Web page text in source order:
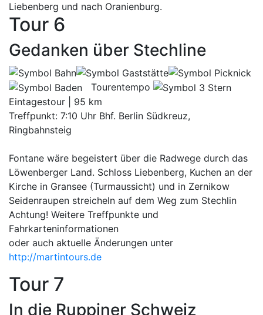
Liebenberg und nach Oranienburg.
Tour 6
Gedanken über Stechline
Tourentempo
Eintagestour | 95 km
Treffpunkt: 7:10 Uhr Bhf. Berlin Südkreuz,
Ringbahnsteig
Fontane wäre begeistert über die Radwege durch das
Löwenberger Land. Schloss Liebenberg, Kuchen an der
Kirche in Gransee (Turmaussicht) und in Zernikow
Seidenraupen streicheln auf dem Weg zum Stechlin
Achtung! Weitere Treffpunkte und
Fahrkarteninformationen
oder auch aktuelle Änderungen unter
http://martintours.de
Tour 7
In die Ruppiner Schweiz